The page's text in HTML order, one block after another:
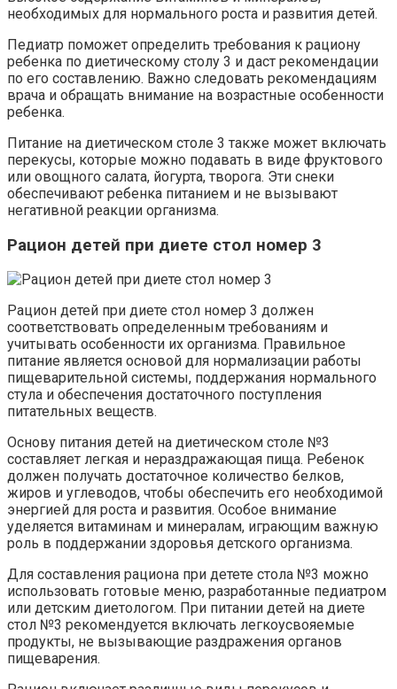
необходимых для нормального роста и развития детей.
Педиатр поможет определить требования к рациону
ребенка по диетическому столу 3 и даст рекомендации
по его составлению. Важно следовать рекомендациям
врача и обращать внимание на возрастные особенности
ребенка.
Питание на диетическом столе 3 также может включать
перекусы, которые можно подавать в виде фруктового
или овощного салата, йогурта, творога. Эти снеки
обеспечивают ребенка питанием и не вызывают
негативной реакции организма.
Рацион детей при диете стол номер 3
Рацион детей при диете стол номер 3 должен
соответствовать определенным требованиям и
учитывать особенности их организма. Правильное
питание является основой для нормализации работы
пищеварительной системы, поддержания нормального
стула и обеспечения достаточного поступления
питательных веществ.
Основу питания детей на диетическом столе №3
составляет легкая и нераздражающая пища. Ребенок
должен получать достаточное количество белков,
жиров и углеводов, чтобы обеспечить его необходимой
энергией для роста и развития. Особое внимание
уделяется витаминам и минералам, играющим важную
роль в поддержании здоровья детского организма.
Для составления рациона при детете стола №3 можно
использовать готовые меню, разработанные педиатром
или детским диетологом. При питании детей на диете
стол №3 рекомендуется включать легкоусвояемые
продукты, не вызывающие раздражения органов
пищеварения.